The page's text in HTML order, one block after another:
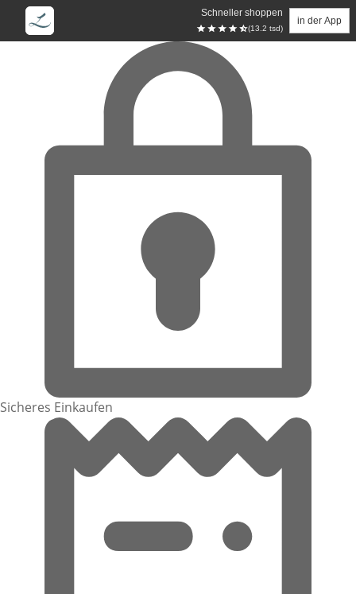
Schneller shoppen
(13.2 tsd)
in der App
Zum Hauptinhalt springen
Sicheres Einkaufen